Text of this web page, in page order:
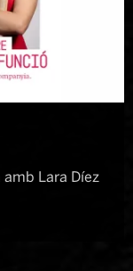
Lara Díez